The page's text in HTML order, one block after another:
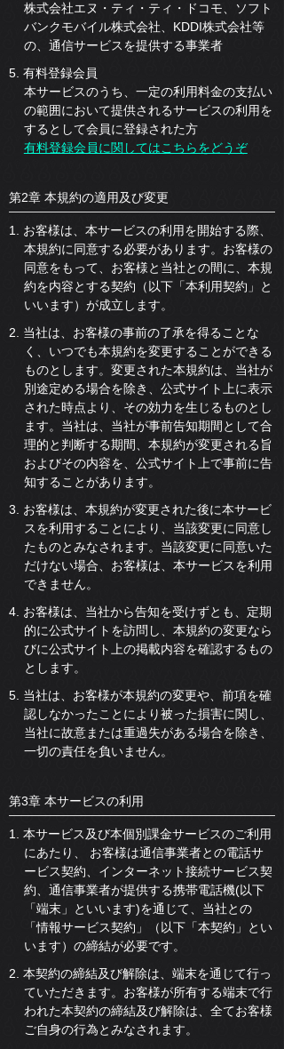
株式会社エヌ・ティ・ティ・ドコモ、ソフト
バンクモバイル株式会社、KDDI株式会社等
の、通信サービスを提供する事業者
5. 有料登録会員
本サービスのうち、一定の利用料金の支払い
の範囲において提供されるサービスの利用を
するとして会員に登録された方
有料登録会員に関してはこちらをどうぞ
第2章 本規約の適用及び変更
1. お客様は、本サービスの利用を開始する際、
本規約に同意する必要があります。お客様の
同意をもって、お客様と当社との間に、本規
約を内容とする契約（以下「本利用契約」と
いいます）が成立します。
2. 当社は、お客様の事前の了承を得ることな
く、いつでも本規約を変更することができる
ものとします。変更された本規約は、当社が
別途定める場合を除き、公式サイト上に表示
された時点より、その効力を生じるものとし
ます。当社は、当社が事前告知期間として合
理的と判断する期間、本規約が変更される旨
およびその内容を、公式サイト上で事前に告
知することがあります。
3. お客様は、本規約が変更された後に本サービ
スを利用することにより、当該変更に同意し
たものとみなされます。当該変更に同意いた
だけない場合、お客様は、本サービスを利用
できません。
4. お客様は、当社から告知を受けずとも、定期
的に公式サイトを訪問し、本規約の変更なら
びに公式サイト上の掲載内容を確認するもの
とします。
5. 当社は、お客様が本規約の変更や、前項を確
認しなかったことにより被った損害に関し、
当社に故意または重過失がある場合を除き、
一切の責任を負いません。
第3章 本サービスの利用
1. 本サービス及び本個別課金サービスのご利用
にあたり、 お客様は通信事業者との電話サ
ービス契約、インターネット接続サービス契
約、通信事業者が提供する携帯電話機(以下
「端末」といいます)を通じて、当社との
「情報サービス契約」（以下「本契約」とい
います）の締結が必要です。
2. 本契約の締結及び解除は、端末を通じて行っ
ていただきます。お客様が所有する端末で行
われた本契約の締結及び解除は、全てお客様
ご自身の行為とみなされます。